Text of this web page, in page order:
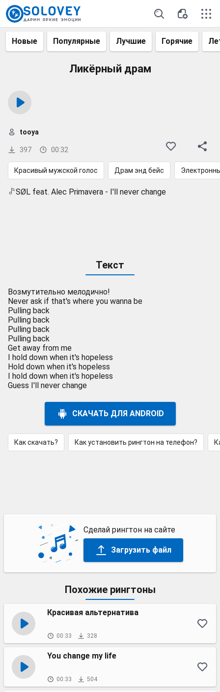
Новые Популярные Лучшие Горячие
Ликёрный драм
397 00:32
tooya
Красивый мужской голос Драм энд бейс
SØL feat. Alec Primavera - I'll never change
Текст
Возмутительно мелодично!
Never ask if that's where you wanna be
Pulling back
Pulling back
Pulling back
Pulling back
Get away from me
I hold down when it's hopeless
Hold down when it's hopeless
I hold down when it's hopeless
Guess I'll never change
СКАЧАТЬ ДЛЯ ANDROID
Как скачать? Как установить рингтон на телефон?
Сделай рингтон на сайте
Загрузить файл
Похожие рингтоны
Красивая альтернатива
00:33 328
You change my life
00:33 504